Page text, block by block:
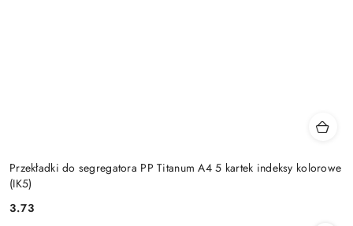
Przekładki do segregatora PP Titanum A4 5 kartek indeksy kolorowe
(IK5)
Cena:
3.73